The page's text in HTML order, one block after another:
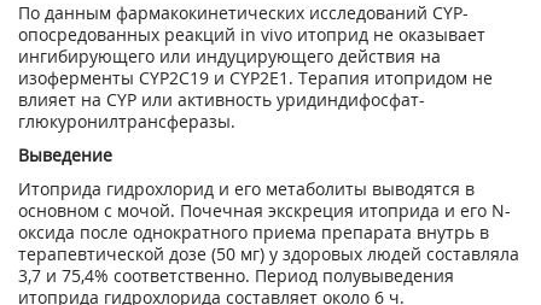
По данным фармакокинетических исследований CYP-
опосредованных реакций in vivo итоприд не оказывает
ингибирующего или индуцирующего действия на
изоферменты CYP2C19 и CYP2E1. Терапия итопридом не
влияет на CYP или активность уридиндифосфат-
глюкуронилтрансферазы.
Выведение
Итоприда гидрохлорид и его метаболиты выводятся в
основном с мочой. Почечная экскреция итоприда и его N-
оксида после однократного приема препарата внутрь в
терапевтической дозе (50 мг) у здоровых людей составляла
3,7 и 75,4% соответственно. Период полувыведения
итоприда гидрохлорида составляет около 6 ч.